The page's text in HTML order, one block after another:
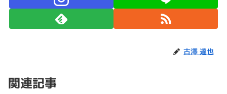
古澤 達也
関連記事